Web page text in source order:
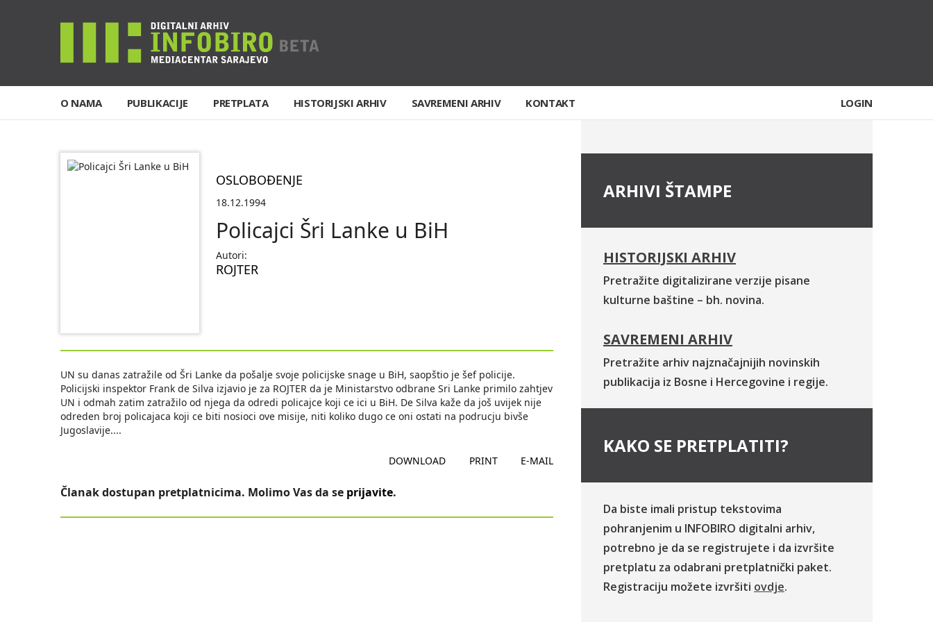
O NAMA PUBLIKACIJE PRETPLATA HISTORIJSKI ARHIV SAVREMENI ARHIV KONTAKT LOGIN
OSLOBOĐENJE
18.12.1994
Policajci Šri Lanke u BiH
Autori:
ROJTER
UN su danas zatražile od Šri Lanke da pošalje svoje policijske snage u BiH, saopštio je šef policije.
Policijski inspektor Frank de Silva izjavio je za ROJTER da je Ministarstvo odbrane Sri Lanke primilo zahtjev
UN i odmah zatim zatražilo od njega da odredi policajce koji ce ici u BiH. De Silva kaže da još uvijek nije
odreden broj policajaca koji ce biti nosioci ove misije, niti koliko dugo ce oni ostati na podrucju bivše
Jugoslavije....
DOWNLOAD PRINT E-MAIL
Članak dostupan pretplatnicima. Molimo Vas da se prijavite.
ARHIVI ŠTAMPE
HISTORIJSKI ARHIV
Pretražite digitalizirane verzije pisane
kulturne baštine – bh. novina.
SAVREMENI ARHIV
Pretražite arhiv najznačajnijih novinskih
publikacija iz Bosne i Hercegovine i regije.
KAKO SE PRETPLATITI?
Da biste imali pristup tekstovima
pohranjenim u INFOBIRO digitalni arhiv,
potrebno je da se registrujete i da izvršite
pretplatu za odabrani pretplatnički paket.
Registraciju možete izvršiti ovdje.